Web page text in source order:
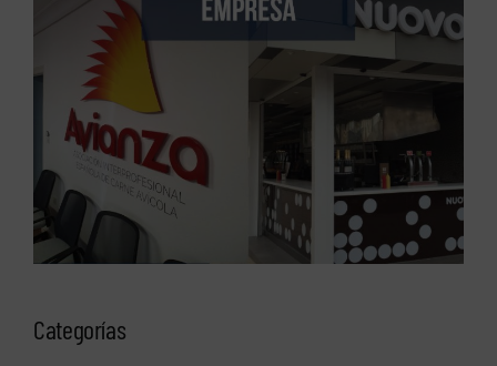
Categorías